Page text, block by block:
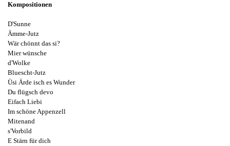
Kompositionen
D'Sunne
Ämme-Jutz
Wär chönnt das si?
Mier wünsche
d'Wolke
Bluescht-Jutz
Üsi Ärde isch es Wunder
Du flügsch devo
Eifach Liebi
Im schöne Appenzell
Mitenand
s'Vorbild
E Stärn für dich